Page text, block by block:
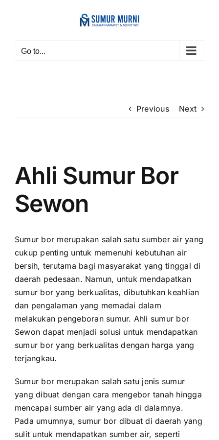
Go to...
Previous Next
Larger
Image
Ahli Sumur Bor
Sewon
Sumur bor merupakan salah satu sumber air yang
cukup penting untuk memenuhi kebutuhan air
bersih, terutama bagi masyarakat yang tinggal di
daerah pedesaan. Namun, untuk mendapatkan
sumur bor yang berkualitas, dibutuhkan keahlian
dan pengalaman yang memadai dalam
melakukan pengeboran sumur. Ahli sumur bor
Sewon dapat menjadi solusi untuk mendapatkan
sumur bor yang berkualitas dengan harga yang
terjangkau.
Sumur bor merupakan salah satu jenis sumur
yang dibuat dengan cara mengebor tanah hingga
mencapai sumber air yang ada di dalamnya.
Pada umumnya, sumur bor dibuat di daerah yang
sulit untuk mendapatkan sumber air, seperti